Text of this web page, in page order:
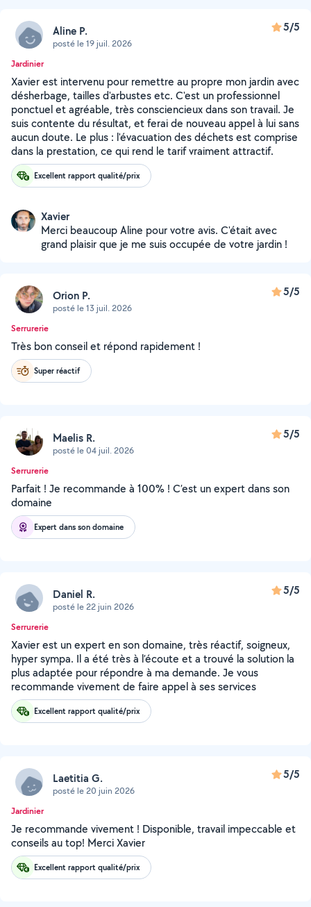
Aline P.
posté le 19 juil. 2026
5/5
Jardinier
Xavier est intervenu pour remettre au propre mon jardin avec
désherbage, tailles d'arbustes etc. C'est un professionnel
ponctuel et agréable, très consciencieux dans son travail. Je
suis contente du résultat, et ferai de nouveau appel à lui sans
aucun doute. Le plus : l'évacuation des déchets est comprise
dans la prestation, ce qui rend le tarif vraiment attractif.
Excellent rapport qualité/prix
Xavier
Merci beaucoup Aline pour votre avis. C'était avec
grand plaisir que je me suis occupée de votre jardin !
Orion P.
posté le 13 juil. 2026
5/5
Serrurerie
Très bon conseil et répond rapidement !
Super réactif
Maelis R.
posté le 04 juil. 2026
5/5
Serrurerie
Parfait ! Je recommande à 100% ! C’est un expert dans son
domaine
Expert dans son domaine
Daniel R.
posté le 22 juin 2026
5/5
Serrurerie
Xavier est un expert en son domaine, très réactif, soigneux,
hyper sympa. Il a été très à l’écoute et a trouvé la solution la
plus adaptée pour répondre à ma demande. Je vous
recommande vivement de faire appel à ses services
Excellent rapport qualité/prix
Laetitia G.
posté le 20 juin 2026
5/5
Jardinier
Je recommande vivement ! Disponible, travail impeccable et
conseils au top! Merci Xavier
Excellent rapport qualité/prix